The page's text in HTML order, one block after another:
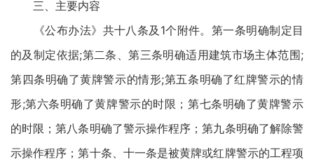
三、主要内容
《公布办法》共十八条及1个附件。第一条明确制定目
的及制定依据;第二条、第三条明确适用建筑市场主体范围;
第四条明确了黄牌警示的情形;第五条明确了红牌警示的情
形;第六条明确了黄牌警示的时限；第七条明确了黄牌警示
的时限；第八条明确了警示操作程序；第九条明确了解除警
示操作程序；第十条、十一条是被黄牌或红牌警示的工程项